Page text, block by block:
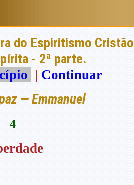
do Espiritismo Cristão
- 2ª parte.
| Continuar
— Emmanuel
4